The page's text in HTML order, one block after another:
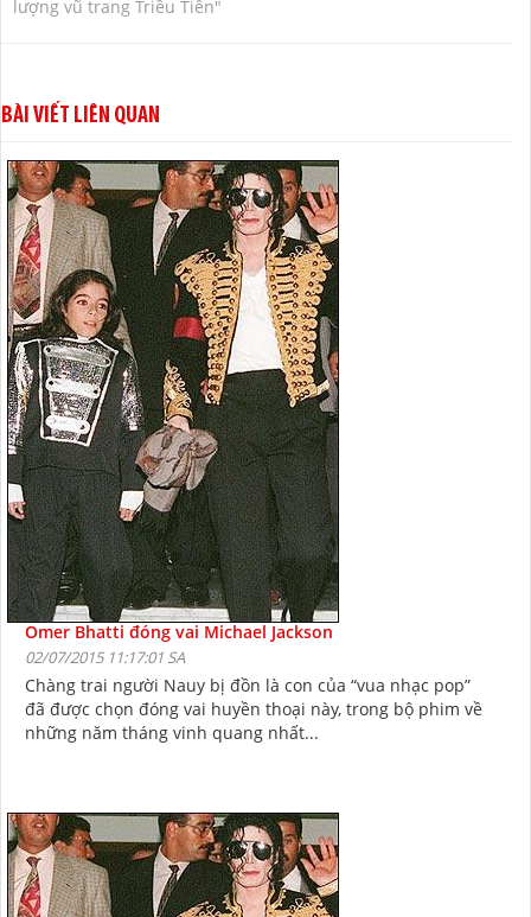
lượng vũ trang Triều Tiên"
BÀI VIẾT LIÊN QUAN
Omer Bhatti đóng vai Michael Jackson
02/07/2015 11:17:01 SA
Chàng trai người Nauy bị đồn là con của “vua nhạc pop”
đã được chọn đóng vai huyền thoại này, trong bộ phim về
những năm tháng vinh quang nhất...